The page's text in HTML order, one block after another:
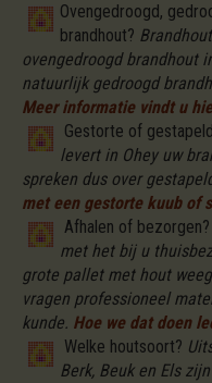
Ovengedroogd,
brandhout?
ovengedroogd brandhout
natuurlijk gedroogd
Meer informatie vindt u
Gestorte of
levert in Ohey uw
spreken dus over
met een gestorte kuub of
Afhalen of bezorgen?
met het bij u
grote pallet met hout
vragen professioneel
kunde. Hoe we dat doen
Welke houtsoort?
Berk, Beuk en Els